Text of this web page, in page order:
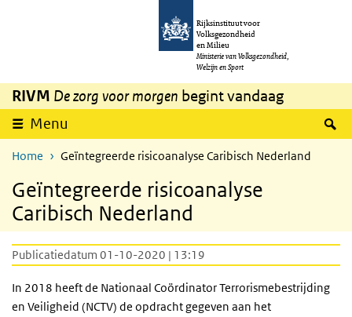
Overslaan en naar de inhoud gaan
Rijksinstituut voor
Volksgezondheid
en Milieu
Ministerie van Volksgezondheid,
Welzijn en Sport
RIVM De zorg voor morgen begint vandaag
Menu
Home Geïntegreerde risicoanalyse Caribisch Nederland
Geïntegreerde risicoanalyse
Caribisch Nederland
Publicatiedatum 01-10-2020 | 13:19
In 2018 heeft de Nationaal Coördinator Terrorismebestrijding
en Veiligheid (NCTV) de opdracht gegeven aan het